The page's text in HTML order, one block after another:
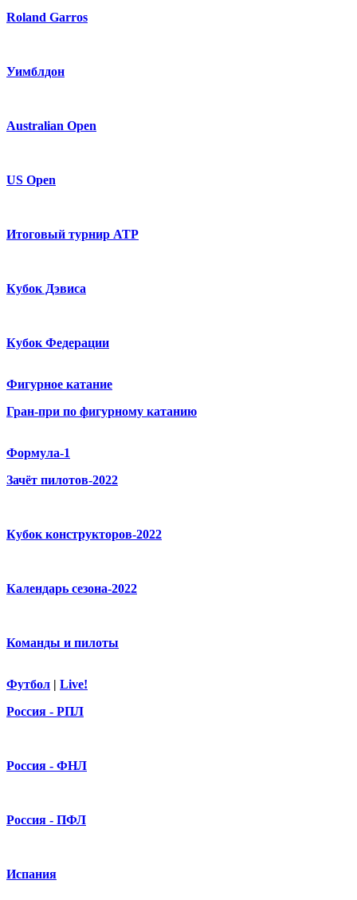
Roland Garros
Уимблдон
Australian Open
US Open
Итоговый турнир ATP
Кубок Дэвиса
Кубок Федерации
Фигурное катание
Гран-при по фигурному катанию
Формула-1
Зачёт пилотов-2022
Кубок конструкторов-2022
Календарь сезона-2022
Команды и пилоты
Футбол | Live!
Россия - РПЛ
Россия - ФНЛ
Россия - ПФЛ
Испания